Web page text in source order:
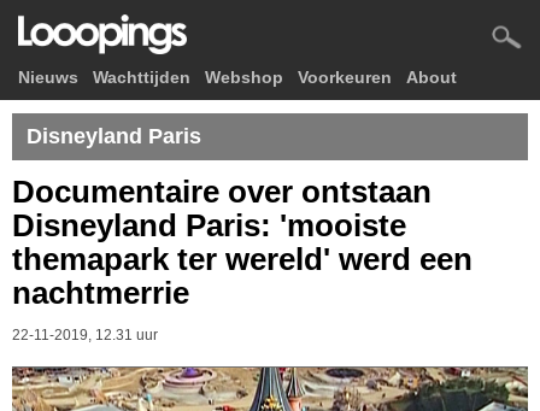
Nieuws Wachttijden Webshop Voorkeuren About
Disneyland Paris
Documentaire over ontstaan
Disneyland Paris: 'mooiste
themapark ter wereld' werd een
nachtmerrie
22-11-2019, 12.31 uur